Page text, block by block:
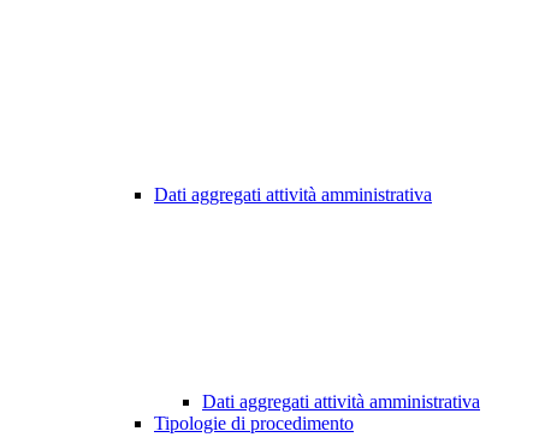
Dati aggregati attività amministrativa
Dati aggregati attività amministrativa
Tipologie di procedimento